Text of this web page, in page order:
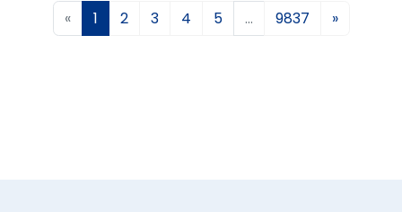
« 1 2 3 4 5 … 9837 »